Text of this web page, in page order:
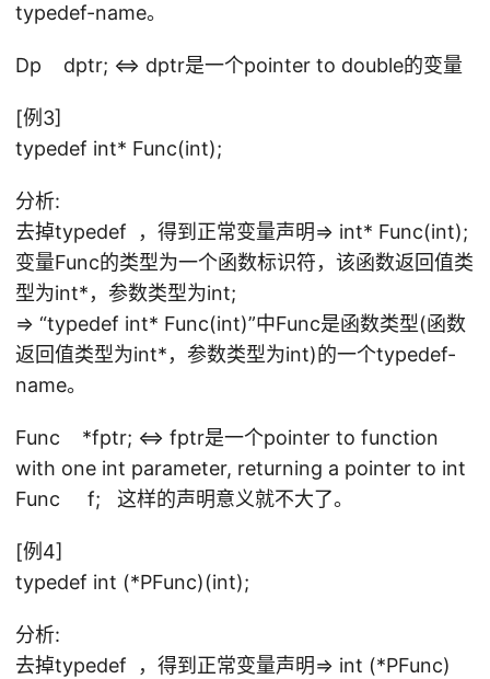
typedef-name。
Dp dptr; <=> dptr是一个pointer to double的变量
[例3]
typedef int* Func(int);
分析:
去掉typedef ，得到正常变量声明=> int* Func(int);
变量Func的类型为一个函数标识符，该函数返回值类
型为int*，参数类型为int;
=> “typedef int* Func(int)”中Func是函数类型(函数
返回值类型为int*，参数类型为int)的一个typedef-
name。
Func *fptr; <=> fptr是一个pointer to function
with one int parameter, returning a pointer to int
Func f; 这样的声明意义就不大了。
[例4]
typedef int (*PFunc)(int);
分析:
去掉typedef ，得到正常变量声明=> int (*PFunc)